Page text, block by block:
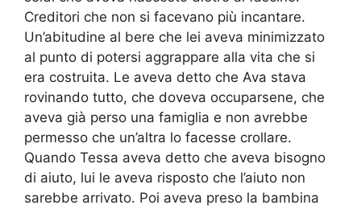
Creditori che non si facevano più incantare.
Un’abitudine al bere che lei aveva minimizzato
al punto di potersi aggrappare alla vita che si
era costruita. Le aveva detto che Ava stava
rovinando tutto, che doveva occuparsene, che
aveva già perso una famiglia e non avrebbe
permesso che un’altra lo facesse crollare.
Quando Tessa aveva detto che aveva bisogno
di aiuto, lui le aveva risposto che l’aiuto non
sarebbe arrivato. Poi aveva preso la bambina